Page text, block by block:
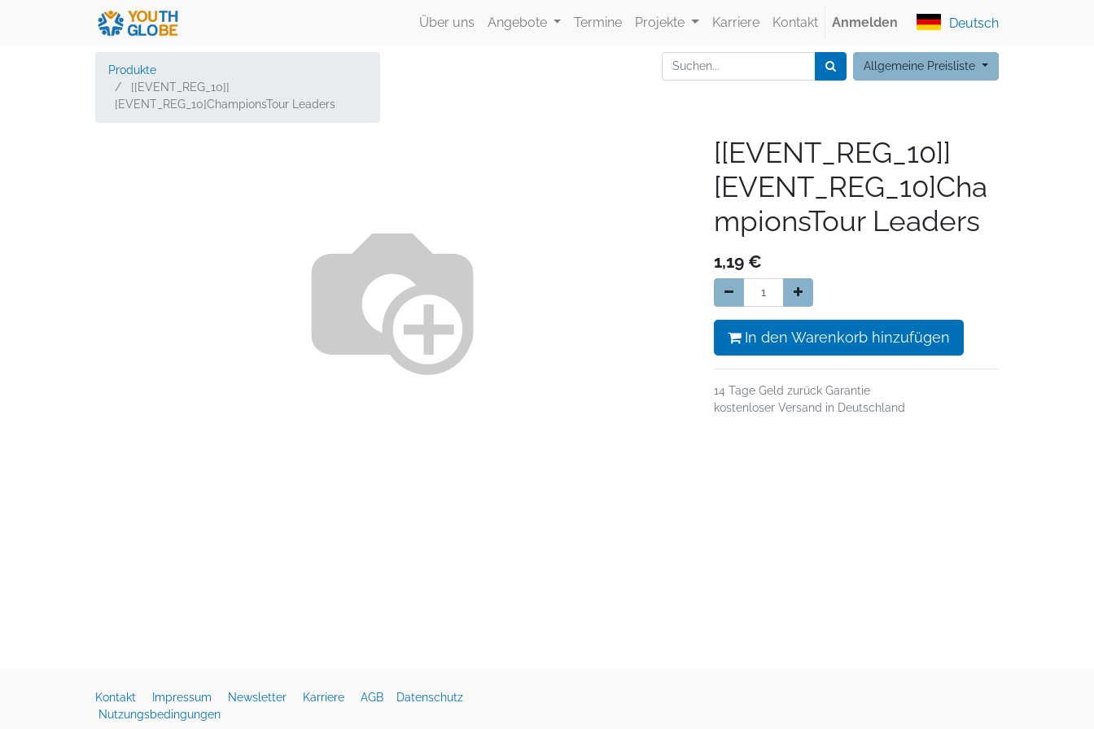
Über uns Angebote Termine Projekte Karriere Kontakt Anmelden Deutsch
Produkte
[[EVENT_REG_10]]
[EVENT_REG_10]ChampionsTour Leaders
Allgemeine Preisliste
[[EVENT_REG_10]]
[EVENT_REG_10]Cha
mpionsTour Leaders
1,19 €
In den Warenkorb hinzufügen
14 Tage Geld zurück Garantie
kostenloser Versand in Deutschland
Kontakt Impressum Newsletter Karriere AGB
Datenschutz
Nutzungsbedingungen